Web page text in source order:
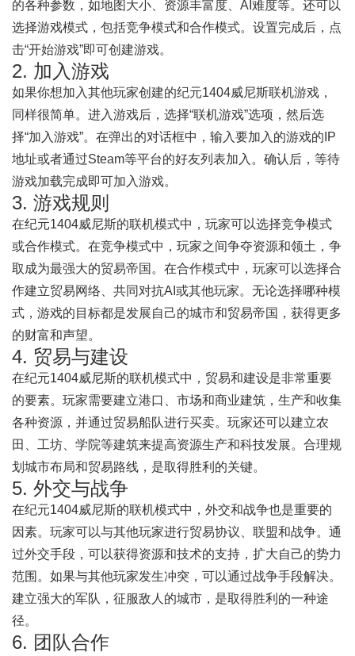
的各种参数，如地图大小、资源丰富度、AI难度等。还可以
选择游戏模式，包括竞争模式和合作模式。设置完成后，点
击“开始游戏”即可创建游戏。
2. 加入游戏
如果你想加入其他玩家创建的纪元1404威尼斯联机游戏，
同样很简单。进入游戏后，选择“联机游戏”选项，然后选
择“加入游戏”。在弹出的对话框中，输入要加入的游戏的IP
地址或者通过Steam等平台的好友列表加入。确认后，等待
游戏加载完成即可加入游戏。
3. 游戏规则
在纪元1404威尼斯的联机模式中，玩家可以选择竞争模式
或合作模式。在竞争模式中，玩家之间争夺资源和领土，争
取成为最强大的贸易帝国。在合作模式中，玩家可以选择合
作建立贸易网络、共同对抗AI或其他玩家。无论选择哪种模
式，游戏的目标都是发展自己的城市和贸易帝国，获得更多
的财富和声望。
4. 贸易与建设
在纪元1404威尼斯的联机模式中，贸易和建设是非常重要
的要素。玩家需要建立港口、市场和商业建筑，生产和收集
各种资源，并通过贸易船队进行买卖。玩家还可以建立农
田、工坊、学院等建筑来提高资源生产和科技发展。合理规
划城市布局和贸易路线，是取得胜利的关键。
5. 外交与战争
在纪元1404威尼斯的联机模式中，外交和战争也是重要的
因素。玩家可以与其他玩家进行贸易协议、联盟和战争。通
过外交手段，可以获得资源和技术的支持，扩大自己的势力
范围。如果与其他玩家发生冲突，可以通过战争手段解决。
建立强大的军队，征服敌人的城市，是取得胜利的一种途
径。
6. 团队合作